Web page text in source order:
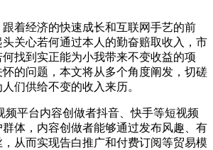
经济的快速成长和互联网手艺的前
关心若何通过本人的勤奋赔取收入，市
找到实正能为小我带来不变收益的项
怀的问题，本文将从多个角度阐发，切磋
们供给不变的收入来历。
平台内容创做者抖音、快手等短视频
体，内容创做者能够通过发布风趣、有
从而实现告白推广和付费订阅等贸易模